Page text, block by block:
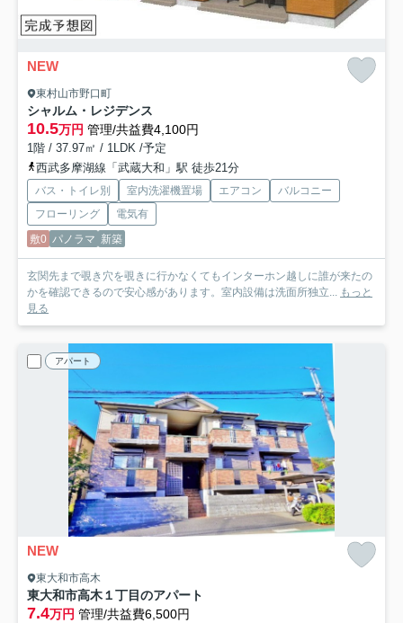
NEW
東村山市野口町
シャルム・レジデンス
10.5万円 管理/共益費4,100円
1階 / 37.97㎡ / 1LDK /予定
西武多摩湖線「武蔵大和」駅 徒歩21分
バス・トイレ別 室内洗濯機置場 エアコン
バルコニー
フローリング
電気有
敷0 パノラマ 新築
玄関先まで覗き穴を覗きに行かなくてもインターホン越しに誰が来たの
かを確認できるので安心感があります。室内設備は洗面所独立...
もっと
見る
アパート
NEW
東大和市高木
東大和市高木１丁目のアパート
7.4万円 管理/共益費6,500円